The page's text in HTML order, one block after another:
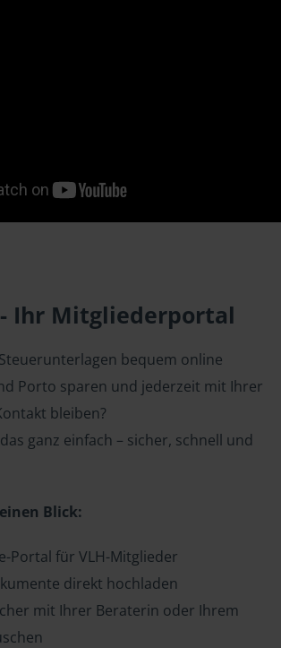
Ihr Mitgliederportal
bequem online
Porto sparen und jederzeit mit Ihrer
bleiben?
ganz einfach – sicher, schnell und
Blick:
Portal für VLH-Mitglieder
direkt hochladen
mit Ihrer Beraterin oder Ihrem